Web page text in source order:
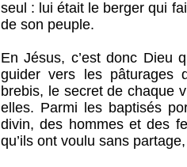
seul : lui était le berger qui
de son peuple.
En Jésus, c’est donc Dieu
guider vers les pâturages
brebis, le secret de chaque
elles. Parmi les baptisés
divin, des hommes et des
qu’ils ont voulu sans